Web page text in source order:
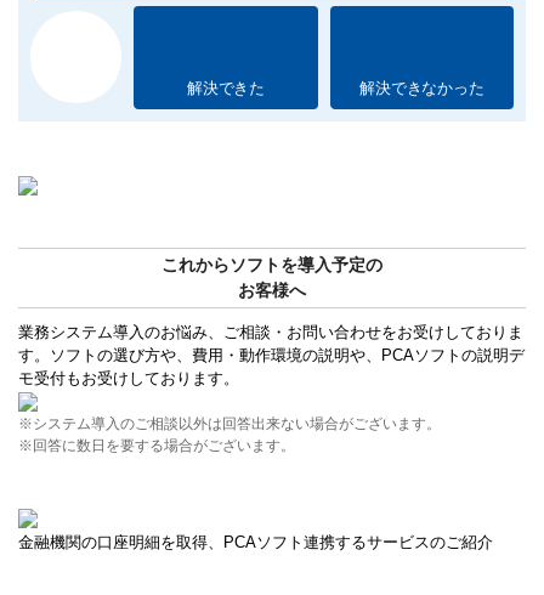
解決できた 解決できなかった
これからソフトを導入予定の
お客様へ
業務システム導入のお悩み、ご相談・お問い合わせをお受けしておりま
す。ソフトの選び方や、費用・動作環境の説明や、PCAソフトの説明デ
モ受付もお受けしております。
※システム導入のご相談以外は回答出来ない場合がございます。
※回答に数日を要する場合がございます。
金融機関の口座明細を取得、PCAソフト連携するサービスのご紹介